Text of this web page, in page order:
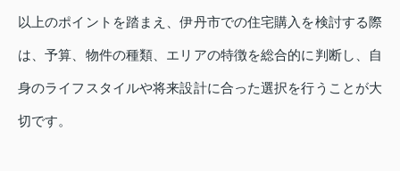
以上のポイントを踏まえ、伊丹市での住宅購入を検討する際
は、予算、物件の種類、エリアの特徴を総合的に判断し、自
身のライフスタイルや将来設計に合った選択を行うことが大
切です。